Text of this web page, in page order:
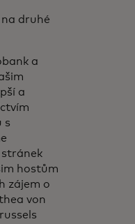
druhé
a
a
s
stránek
hostům
zájem o
von